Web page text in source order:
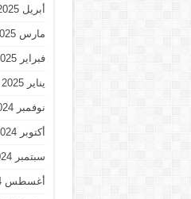
أبريل 2025
مارس 2025
فبراير 2025
يناير 2025
نوفمبر 2024
أكتوبر 2024
سبتمبر 2024
أغسطس 2024